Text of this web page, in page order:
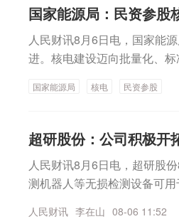
票午后亦均扩大涨幅。消息
涨。石油石化板块午后亦扩
中国石化等股票午后涨幅进
纺织服饰、有色金属等行业
7%，圣阳股份、汉缆股份、
超过5%。非银金融、医药
前列。多股尾盘强势拉升除
幅从不足5%到冲上涨停。截
国家能源局：民资参股
人民财讯8月6日电，国家能
进。核电建设迈向批量化、
国家能源局 核电 民资参股
超研股份：公司积极开
人民财讯8月6日电，超研股
测机器人等无损检测设备可
人民财讯 李在山 08-06 11:52